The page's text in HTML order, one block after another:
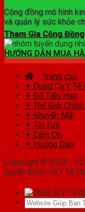
Cộng đồng mô hình
và quản lý sức khỏe
Tham Gia Cộng Đồng
HƯỚNG DẪN MUA
Trang chủ
✦ Dụng Cụ Y Tế
✦ Đồ Tiêu Hao
✦ Thế Giới Chỉnh
✦ Khuyến Mãi
✦ Tin Tức
✦ Cảm Ơn
✦ Hướng Dẫn
Copyright © 2008 -
quyền thuộc về Y Tế
Tìm